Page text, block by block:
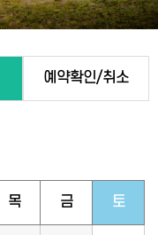
예약확인/취소
목 금 토